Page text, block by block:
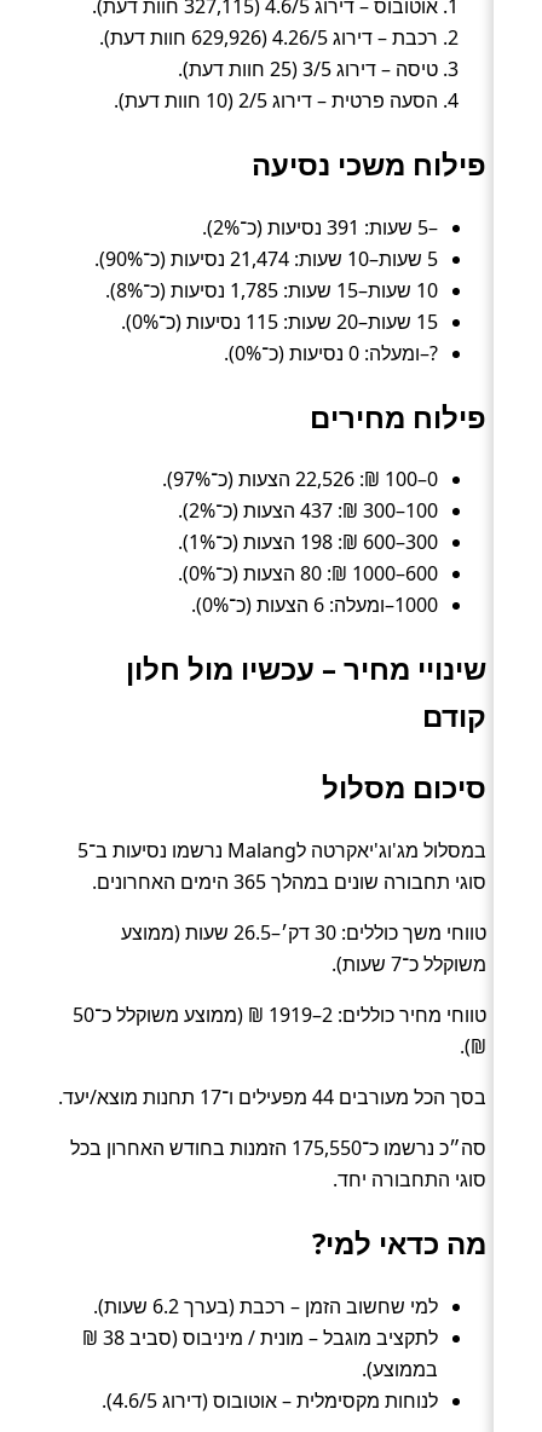
אוטובוס – דירוג 4.6/5 (327,115 חוות דעת).
רכבת – דירוג 4.26/5 (629,926 חוות דעת).
טיסה – דירוג 3/5 (25 חוות דעת).
הסעה פרטית – דירוג 2/5 (10 חוות דעת).
פילוח משכי נסיעה
–5 שעות: 391 נסיעות (כ־2%).
5 שעות–10 שעות: 21,474 נסיעות (כ־90%).
10 שעות–15 שעות: 1,785 נסיעות (כ־8%).
15 שעות–20 שעות: 115 נסיעות (כ־0%).
?–ומעלה: 0 נסיעות (כ־0%).
פילוח מחירים
0–100 ₪: 22,526 הצעות (כ־97%).
100–300 ₪: 437 הצעות (כ־2%).
300–600 ₪: 198 הצעות (כ־1%).
600–1000 ₪: 80 הצעות (כ־0%).
1000–ומעלה: 6 הצעות (כ־0%).
שינויי מחיר – עכשיו מול חלון
קודם
סיכום מסלול
במסלול מג'וג'יאקרטה לMalang נרשמו נסיעות ב־5
סוגי תחבורה שונים במהלך 365 הימים האחרונים.
טווחי משך כוללים: 30 דק׳–26.5 שעות (ממוצע
משוקלל כ־7 שעות).
טווחי מחיר כוללים: 2–1919 ₪ (ממוצע משוקלל כ־50
₪).
בסך הכל מעורבים 44 מפעילים ו־17 תחנות מוצא/יעד.
סה״כ נרשמו כ־175,550 הזמנות בחודש האחרון בכל
סוגי התחבורה יחד.
מה כדאי למי?
למי שחשוב הזמן – רכבת (בערך 6.2 שעות).
לתקציב מוגבל – מונית / מיניבוס (סביב 38 ₪
בממוצע).
לנוחות מקסימלית – אוטובוס (דירוג 4.6/5).